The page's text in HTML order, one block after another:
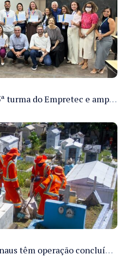
Manaus forma 345ª turma do Empretec e amplia qualificação de empreendedores na cidade
Cemitérios de Manaus têm operação concluída e estrutura pronta para receber famílias no Dia dos Pais